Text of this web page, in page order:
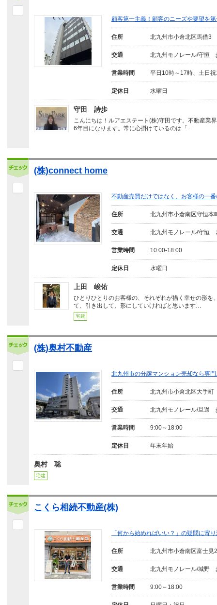
顧客第一主義！顧客のニーズや要望を
住所 北九州市小倉北区馬借3
交通 北九州モノレール/守恒
営業時間 平日10時～17時、土日
定休日 水曜日
守田 詩歩
こんにちは！ルアエステート(株)守田です。不動産業
6年目になります。常に心掛けているのは「…
(株)connect home
不動産売買だけではなく、お客様の一
住所 北九州市小倉南区守恒本
交通 北九州モノレール/守恒
営業時間 10:00-18:00
定休日 水曜日
上田 峻佑
ひとりひとりのお客様の、それぞれが描く幸せの形を
て、引き出して、形にしていければと思います…
宅建
(株)奥村不動産
北九州市の分譲マンション売却なら専
住所 北九州市小倉北区大手町
交通 北九州モノレール/旦過
営業時間 9:00～18:00
定休日 年末年始
奥村 聡
宅建
こくら相続不動産(株)
「何から始めればいい？」の疑問に寄
住所 北九州市小倉南区富士見2
交通 北九州モノレール/城野
営業時間 9:00～18:00